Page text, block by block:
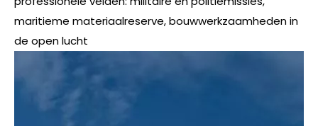
maritieme materiaalreserve, bouwwerkzaamheden in
de open lucht